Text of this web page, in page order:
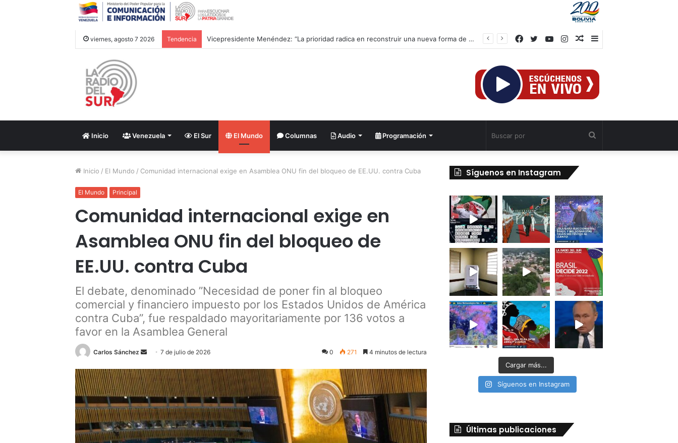
viernes, agosto 7 2026 Tendencia CAC 2026: Venezolano Ricardo Montes de Oca conquista Oro en salto con pértiga
Barra
Publicación
azar
Instagram
YouTube
Twitter
Facebook
Inicio Venezuela El Sur El Mundo Columnas Audio Programación
Inicio / El Mundo / Comunidad internacional exige en Asamblea ONU fin del bloqueo de EE.UU. contra Cuba
El Mundo Principal
Comunidad internacional exige en
Asamblea ONU fin del bloqueo de
EE.UU. contra Cuba
El debate, denominado ”Necesidad de poner fin al bloqueo
comercial y financiero impuesto por los Estados Unidos de América
contra Cuba”, fue respaldado mayoritariamente por 136 votos a
favor en la Asamblea General
Carlos Sánchez
Send
email
7 de julio de 2026 0 271 4 minutos de lectura
Síguenos en Instagram
Cargar más...
Síguenos en Instagram
Últimas publicaciones